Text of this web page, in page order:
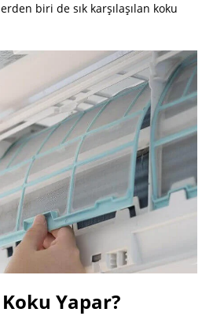
biri de sık karşılaşılan koku
Yapar?